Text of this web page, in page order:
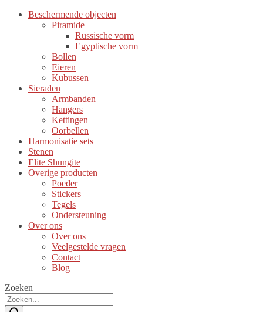
Beschermende objecten
Piramide
Russische vorm
Egyptische vorm
Bollen
Eieren
Kubussen
Sieraden
Armbanden
Hangers
Kettingen
Oorbellen
Harmonisatie sets
Stenen
Elite Shungite
Overige producten
Poeder
Stickers
Tegels
Ondersteuning
Over ons
Over ons
Veelgestelde vragen
Contact
Blog
Zoeken